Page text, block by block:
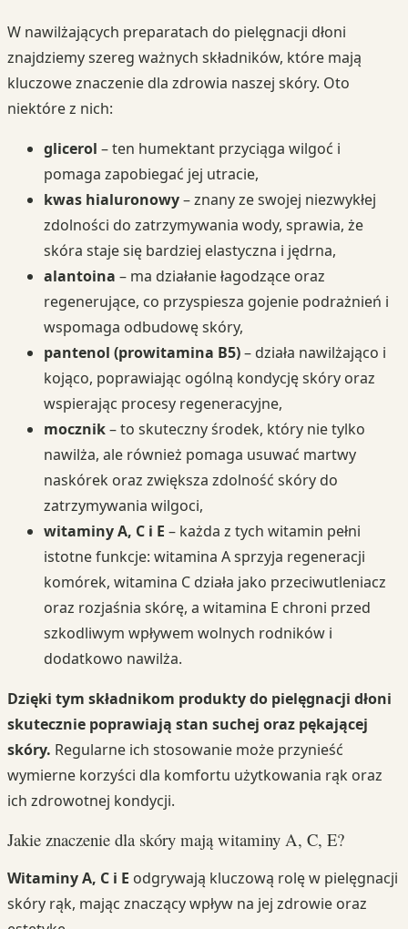
W nawilżających preparatach do pielęgnacji dłoni
znajdziemy szereg ważnych składników, które mają
kluczowe znaczenie dla zdrowia naszej skóry. Oto
niektóre z nich:
glicerol – ten humektant przyciąga wilgoć i
pomaga zapobiegać jej utracie,
kwas hialuronowy– znany ze swojej niezwykłej
zdolności do zatrzymywania wody, sprawia, że
skóra staje się bardziej elastyczna i jędrna,
alantoina – ma działanie łagodzące oraz
regenerujące, co przyspiesza gojenie podrażnień i
wspomaga odbudowę skóry,
pantenol (prowitamina B5)– działa nawilżająco i
kojąco, poprawiając ogólną kondycję skóry oraz
wspierając procesy regeneracyjne,
mocznik– to skuteczny środek, który nie tylko
nawilża, ale również pomaga usuwać martwy
naskórek oraz zwiększa zdolność skóry do
zatrzymywania wilgoci,
witaminy A, C i E – każda z tych witamin pełni
istotne funkcje: witamina A sprzyja regeneracji
komórek, witamina C działa jako przeciwutleniacz
oraz rozjaśnia skórę, a witamina E chroni przed
szkodliwym wpływem wolnych rodników i
dodatkowo nawilża.
Dzięki tym składnikom produkty do pielęgnacji dłoni
skutecznie poprawiają stan suchej oraz pękającej
skóry. Regularne ich stosowanie może przynieść
wymierne korzyści dla komfortu użytkowania rąk oraz
ich zdrowotnej kondycji.
Jakie znaczenie dla skóry mają witaminy A, C, E?
Witaminy A, C i E odgrywają kluczową rolę w pielęgnacji
skóry rąk, mając znaczący wpływ na jej zdrowie oraz